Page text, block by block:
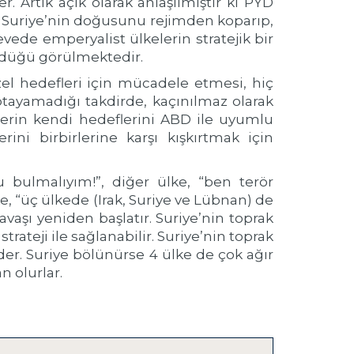
doğusunu rejimden koparıp,
emperyalist ülkelerin stratejik bir
görülmektedir.
hedefleri için mücadele etmesi, hiç
takdirde, kaçınılmaz olarak
kendi hedeflerini ABD ile uyumlu
birbirlerine karşı kışkırtmak için
diğer ülke, “ben terör
“üç ülkede (Irak, Suriye ve Lübnan) de
yeniden başlatır. Suriye’nin toprak
ile sağlanabilir. Suriye’nin toprak
Suriye bölünürse 4 ülke de çok ağır
olurlar.